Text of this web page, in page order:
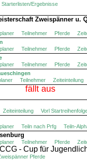
Starterlisten/Ergebnisse
Zweispänner u.
Teilnehmer Pferde
Teilnehmer Pferde
Teilnehmer Pferde
Teilnehmer Zeiteinteilung
fällt aus
Zeiteinteilung Vorl
Teiln nach Prfg Teiln-
Teilnehmer Pferde
- Cup für
Pferde